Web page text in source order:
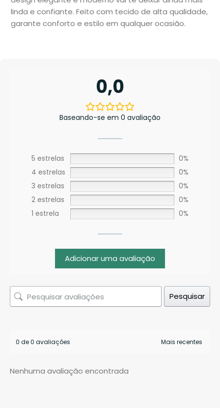
linda e confiante. Feito com tecido de alta qualidade,
garante conforto e estilo em qualquer ocasião.
0,0
Baseando-se em 0 avaliação
5 estrelas
0%
4 estrelas
0%
3 estrelas
0%
2 estrelas
0%
1 estrela
0%
Adicionar uma avaliação
Pesquisar
0 de 0 avaliações
Nenhuma avaliação encontrada